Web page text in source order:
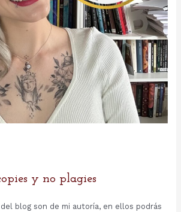
y no plagies
blog son de mi autoría, en ellos podrás